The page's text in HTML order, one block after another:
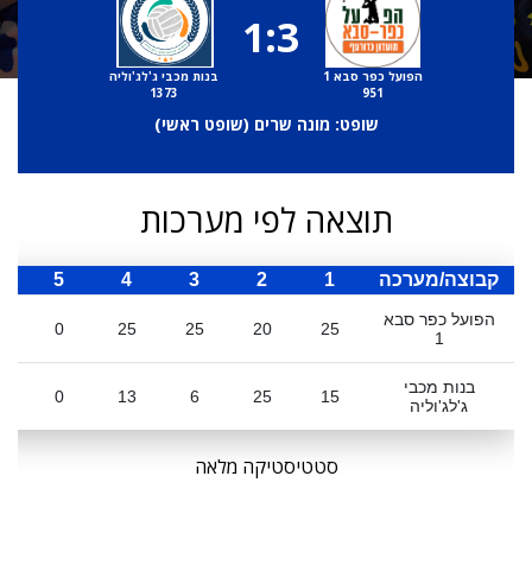
הפועל כפר סבא 1
951
1:3
בנות מכבי ג'לג'וליה
1373
שופט: מונה שרים (שופט ראשי)
תוצאה לפי מערכות
קבוצה/מערכה 1
2
3
4
5
הפועל כפר סבא
1
25
20
25
25
0
בנות מכבי
ג'לג'וליה
15
25
6
13
0
סטטיסטיקה מלאה